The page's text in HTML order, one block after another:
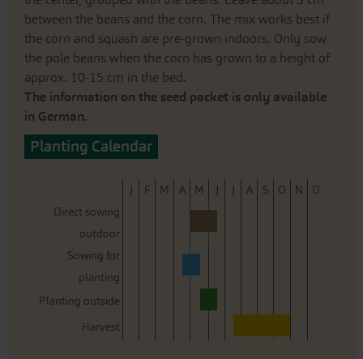
between the beans and the corn. The mix works best if
the corn and squash are pre-grown indoors. Only sow
the pole beans when the corn has grown to a height of
approx. 10-15 cm in the bed.
The information on the seed packet is only available
in German.
Planting Calendar
J F M A M J J A S O N
D
Direct sowing
outdoor
Sowing for
planting
Planting outside
Harvest